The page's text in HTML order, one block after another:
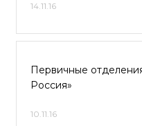
14.11.16
Первичные
Россия»
10.11.16